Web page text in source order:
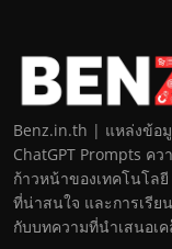
Benz.in.th | แหล่งข้อ
ChatGPT Prompts ค
ก้าวหน้าของเทคโนโล
ที่น่าสนใจ และการเรีย
กับบทความที่นำเสนอเ